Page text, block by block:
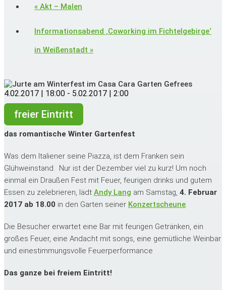
« Akt – Malen
Informationsabend ‚Coworking im Fichtelgebirge‘
in Weißenstadt »
4.02.2017 | 18:00 - 5.02.2017 | 2:00
freier Eintritt
das romantische Winter Gartenfest
Was dem Italiener seine Piazza, ist dem Franken sein
Glühweinstand. Nur ist der Dezember viel zu kurz! Um noch
einmal ein Draußen Fest mit Feuer, feurigen drinks und gutem
Essen zu zelebrieren, lädt Andy Lang am Samstag, 4. Februar
2017 ab 18.00 in den Garten seiner Konzertscheune.
Die Besucher erwartet eine Bar mit feurigen Getränken, ein
großes Feuer, eine Andacht mit songs, eine gemütliche Weinbar
und einestimmungsvolle Feuerperformance
Das ganze bei freiem Eintritt!